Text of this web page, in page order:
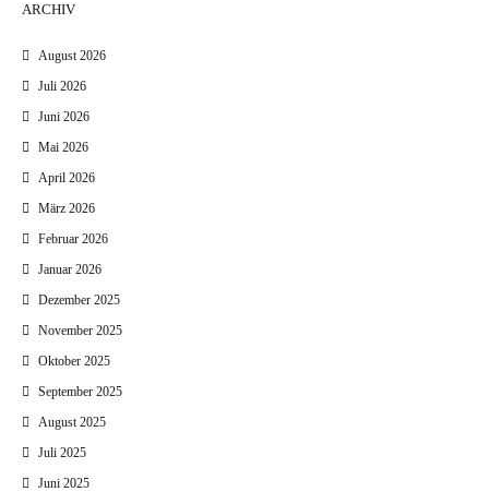
ARCHIV
August 2026
Juli 2026
Juni 2026
Mai 2026
April 2026
März 2026
Februar 2026
Januar 2026
Dezember 2025
November 2025
Oktober 2025
September 2025
August 2025
Juli 2025
Juni 2025